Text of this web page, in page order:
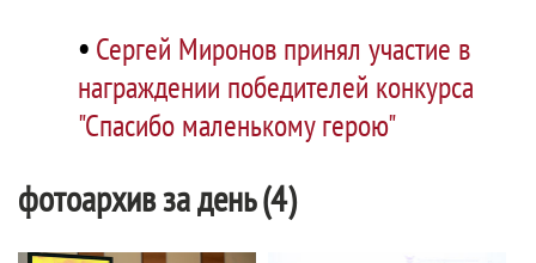
• Сергей Миронов принял участие в
награждении победителей конкурса
"Спасибо маленькому герою"
фотоархив за день (4)